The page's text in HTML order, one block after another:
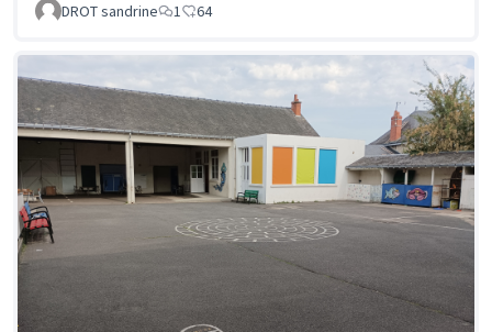
DROT sandrine 1 64